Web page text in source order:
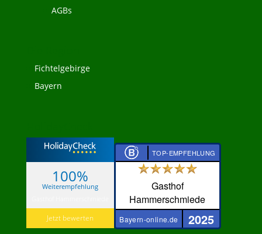
AGBs
Fichtelgebirge
Bayern
100%
Weiterempfehlung
Jetzt bewerten
TOP-EMPFEHLUNG
Gasthof
Hammerschmiede
Bayern-online.de 2025